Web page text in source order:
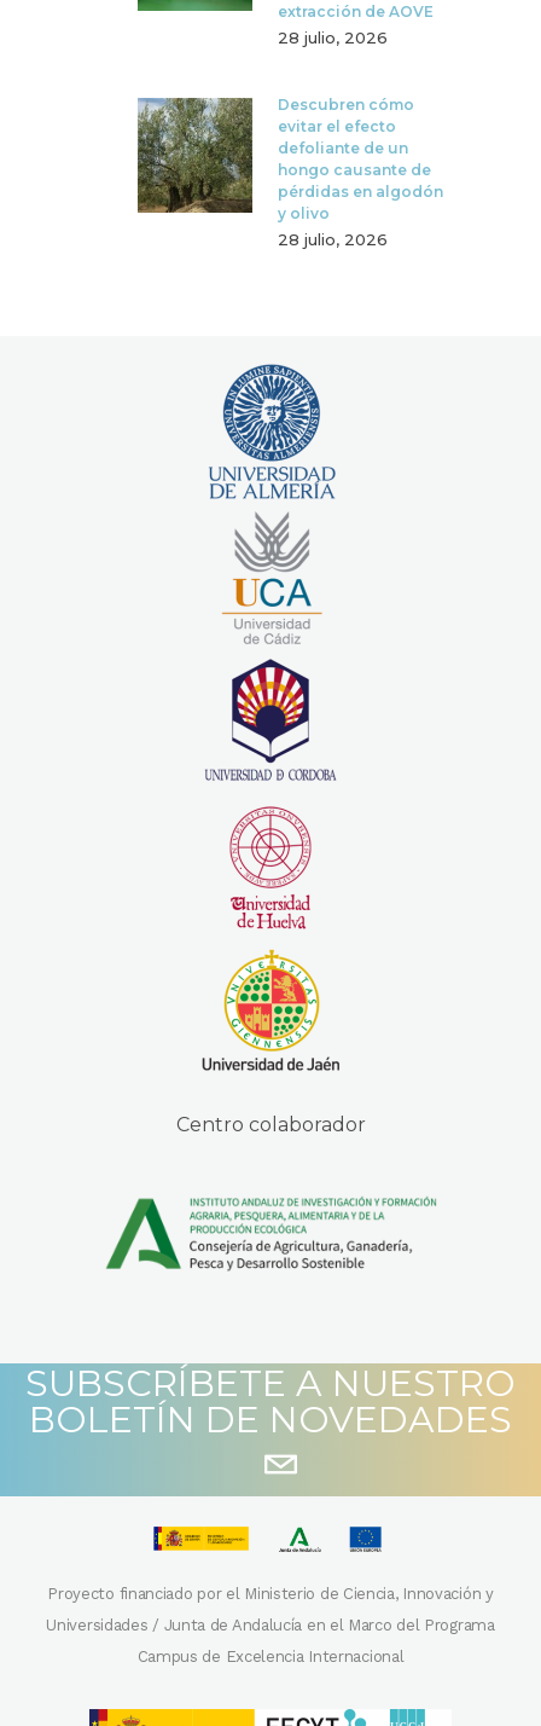
extracción de AOVE
28 julio, 2026
Descubren cómo
evitar el efecto
defoliante de un
hongo causante de
pérdidas en algodón
y olivo
28 julio, 2026
Centro colaborador
SUBSCRÍBETE A NUESTRO
BOLETÍN DE NOVEDADES
Proyecto financiado por el Ministerio de Ciencia, Innovación y
Universidades / Junta de Andalucía en el Marco del Programa
Campus de Excelencia Internacional